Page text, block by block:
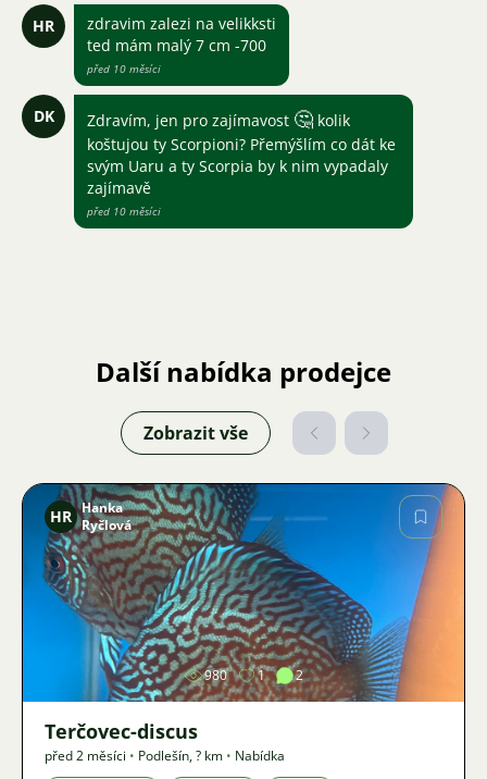
HR
zdravim zalezi na velikksti
ted mám malý 7 cm -700
před 10 měsíci
DK Zdravím, jen pro zajímavost 🤔 kolik
koštujou ty Scorpioni? Přemýšlím co dát ke
svým Uaru a ty Scorpia by k nim vypadaly
zajímavě
před 10 měsíci
Další nabídka prodejce
Zobrazit vše
Obrázek
HR Hanka
Ryčlová
980 1 2
Terčovec-discus
před 2 měsíci • Podlešín,? km • Nabídka